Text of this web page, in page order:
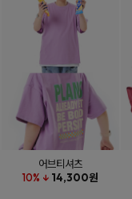
어브티셔츠
10% ↓ 14,300원